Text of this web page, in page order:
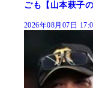
ごも【山本萩子
2026年08月07日